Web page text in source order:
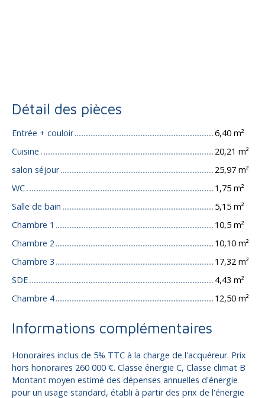
Détail des pièces
Entrée + couloir
6,40 m²
Cuisine
20,21 m²
salon séjour
25,97 m²
WC
1,75 m²
Salle de bain
5,15 m²
Chambre 1
10,5 m²
Chambre 2
10,10 m²
Chambre 3
17,32 m²
SDE
4,43 m²
Chambre 4
12,50 m²
Informations complémentaires
Honoraires inclus de 5% TTC à la charge de l'acquéreur. Prix
hors honoraires 260 000 €. Classe énergie C, Classe climat B
Montant moyen estimé des dépenses annuelles d'énergie
pour un usage standard, établi à partir des prix de l'énergie